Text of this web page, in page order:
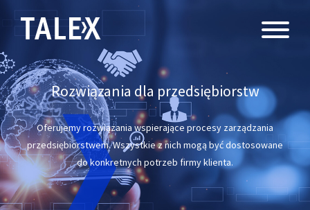
Rozwiązania dla przedsiębiorstw
Oferujemy rozwiązania wspierające procesy zarządzania
przedsiębiorstwem.Wszystkie z nich mogą być dostosowane
do konkretnych potrzeb firmy klienta.